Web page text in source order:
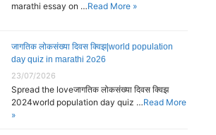
marathi essay on …Read More »
जागतिक लोकसंख्या दिवस क्विझ|world population
day quiz in marathi 2o26
23/07/2026
Spread the loveजागतिक लोकसंख्या दिवस क्विझ
2024world population day quiz …Read More
»